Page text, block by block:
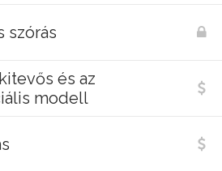
szórás
és az
modell